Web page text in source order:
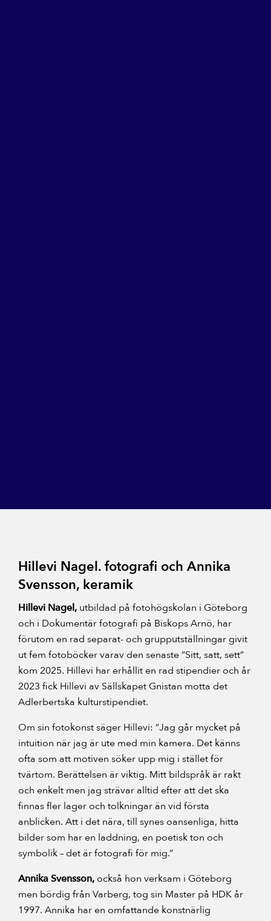
Hillevi Nagel. fotografi och Annika
Svensson, keramik
Hillevi Nagel, utbildad på fotohögskolan i Göteborg
och i Dokumentär fotografi på Biskops Arnö, har
förutom en rad separat- och grupputställningar givit
ut fem fotoböcker varav den senaste ”Sitt, satt, sett”
kom 2025. Hillevi har erhållit en rad stipendier och år
2023 fick Hillevi av Sällskapet Gnistan motta det
Adlerbertska kulturstipendiet.
Om sin fotokonst säger Hillevi: ”Jag går mycket på
intuition när jag är ute med min kamera. Det känns
ofta som att motiven söker upp mig i stället för
tvärtom. Berättelsen är viktig. Mitt bildspråk är rakt
och enkelt men jag strävar alltid efter att det ska
finnas fler lager och tolkningar än vid första
anblicken. Att i det nära, till synes oansenliga, hitta
bilder som har en laddning, en poetisk ton och
symbolik – det är fotografi för mig.”
Annika Svensson, också hon verksam i Göteborg
men bördig från Varberg, tog sin Master på HDK år
1997. Annika har en omfattande konstnärlig